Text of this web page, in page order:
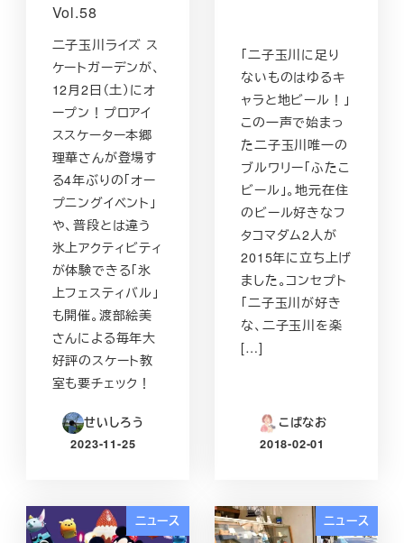
Vol.58
二子玉川ライズ ス
ケートガーデンが、
12月2日（土）にオ
ープン！プロアイ
ススケーター本郷
理華さんが登場す
る4年ぶりの「オー
プニングイベント」
や、普段とは違う
氷上アクティビティ
が体験できる「氷
上フェスティバル」
も開催。渡部絵美
さんによる毎年大
好評のスケート教
室も要チェック！
せいしろう
投稿日
2023-11-25
「二子玉川に足り
ないものはゆるキ
ャラと地ビール！」
この一声で始まっ
た二子玉川唯一の
ブルワリー「ふたこ
ビール」。地元在住
のビール好きなフ
タコマダム2人が
2015年に立ち上げ
ました。コンセプト
「二子玉川が好き
な、二子玉川を楽
[…]
こばなお
投稿日
2018-02-01
ニュース ニュース